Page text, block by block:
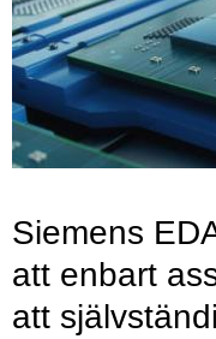
Siemens
att enbart
att